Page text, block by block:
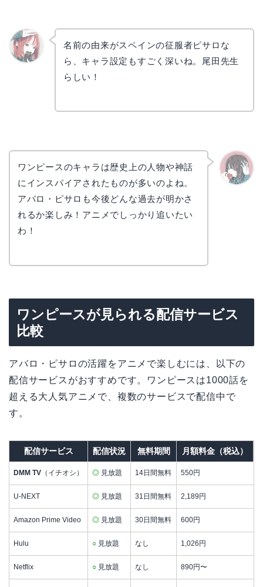
名前の由来がスペインの征服者ピサロな
ら、キャラ設定もすごく深いね。尾田先生
らしい！
ワンピースのキャラは歴史上の人物や神話
にインスパイアされたものが多いのよね。
アバロ・ピサロも今後どんな過去が明かさ
れるか楽しみ！アニメでしっかり追いたい
わ！
ワンピースが見られる配信サービス
比較
アバロ・ピサロの活躍をアニメで楽しむには、以下の
配信サービスがおすすめです。ワンピースは1000話を
超える大人気アニメで、複数のサービスで配信中で
す。
配信サービス 配信状況 無料期間 月額料金（税込）
DMM TV （イチオシ） ◎ 見放題 14日間無料 550円
U-NEXT ◎ 見放題 31日間無料 2,189円
Amazon Prime Video ◎ 見放題 30日間無料 600円
Hulu ○ 見放題 なし 1,026円
Netflix ○ 見放題 なし 890円〜